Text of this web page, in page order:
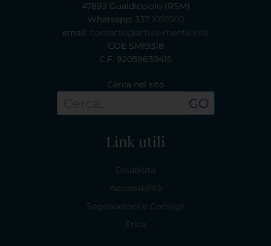
47892 Gualdicciolo (RSM)
Whatsapp: 337 1010500
email: contatto@attiva-mente.info
COE SM19318
C.F. 92059630415
Cerca nel sito
GO
Link utili
Disabilità
Accessibilità
Segnalazioni e Consigli
Etica